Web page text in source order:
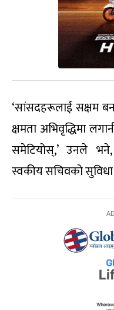
‘सांसदहरूलाई सक्षम
क्षमता अभिवृद्धिमा
समेटियोस्,’ उनले
स्वकीय सचिवको सुविधा